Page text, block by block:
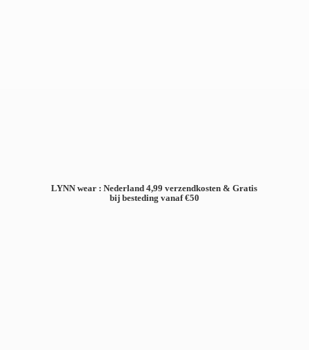
LYNN wear : Nederland 4,99 verzendkosten & Gratis
bij besteding vanaf €50